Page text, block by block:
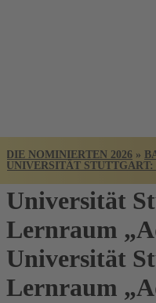
DIE NOMINIERTEN 2026 »
UNIVERSITÄT
Universität
Lernraum
Universität
Lernraum